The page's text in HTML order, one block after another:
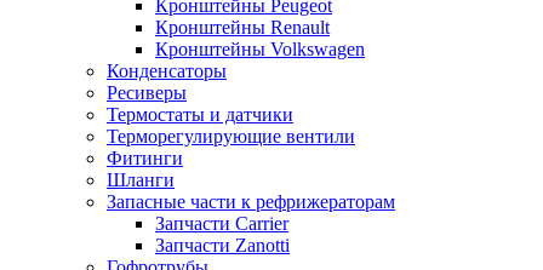
Кронштейны Peugeot
Кронштейны Renault
Кронштейны Volkswagen
Конденсаторы
Ресиверы
Термостаты и датчики
Терморегулирующие вентили
Фитинги
Шланги
Запасные части к рефрижераторам
Запчасти Carrier
Запчасти Zanotti